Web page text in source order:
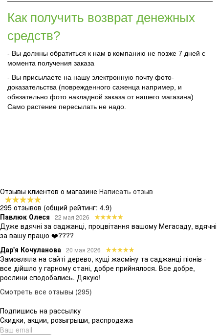
Как получить возврат денежных
средств?
- Вы должны обратиться к нам в компанию не позже 7 дней с
момента получения заказа
- Вы присылаете на нашу электронную почту фото-
доказательства (поврежденного саженца например, и
обязательно фото накладной заказа от нашего магазина)
Само растение пересылать не надо.
Отзывы клиентов о магазине Написать отзыв
295 отзывов (общий рейтинг: 4.9)
Павлюк Олеся
22 мая 2026
Дуже вдячні за саджанці, процвітання вашому Мегасаду, вдячні
за вашу працю ❤️????
Дар'я Кочуланова 20 мая 2026
Замовляла на сайті дерево, кущі жасміну та саджанці піонів -
все дійшло у гарному стані, добре прийнялося. Все добре,
рослини сподобались. Дякую!
Смотреть все отзывы (295)
Подпишись на рассылку
Скидки, акции, розыгрыши, распродажа